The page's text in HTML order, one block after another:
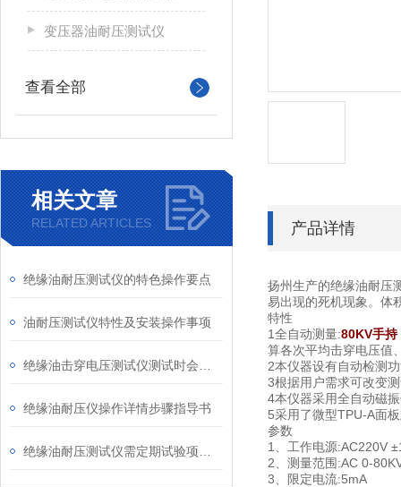
变压器油耐压测试仪
查看全部
相关文章
RELATED ARTICLES
绝缘油耐压测试仪的特色操作要点
油耐压测试仪特性及安装操作事项
绝缘油耐压仪操作详情步骤指导书
产品详情
扬州生产的​绝缘油耐压
易出现的死机现象。体
特性
1全自动测量:80KV手持
算各次平均击穿电压值
2本仪器设有自动检测
3根据用户需求可改变
4本仪器采用全自动磁
5采用了微型TPU-A面
参数
1、工作电源:AC220V
2、测量范围:AC 0-
3、限定电流:5mA